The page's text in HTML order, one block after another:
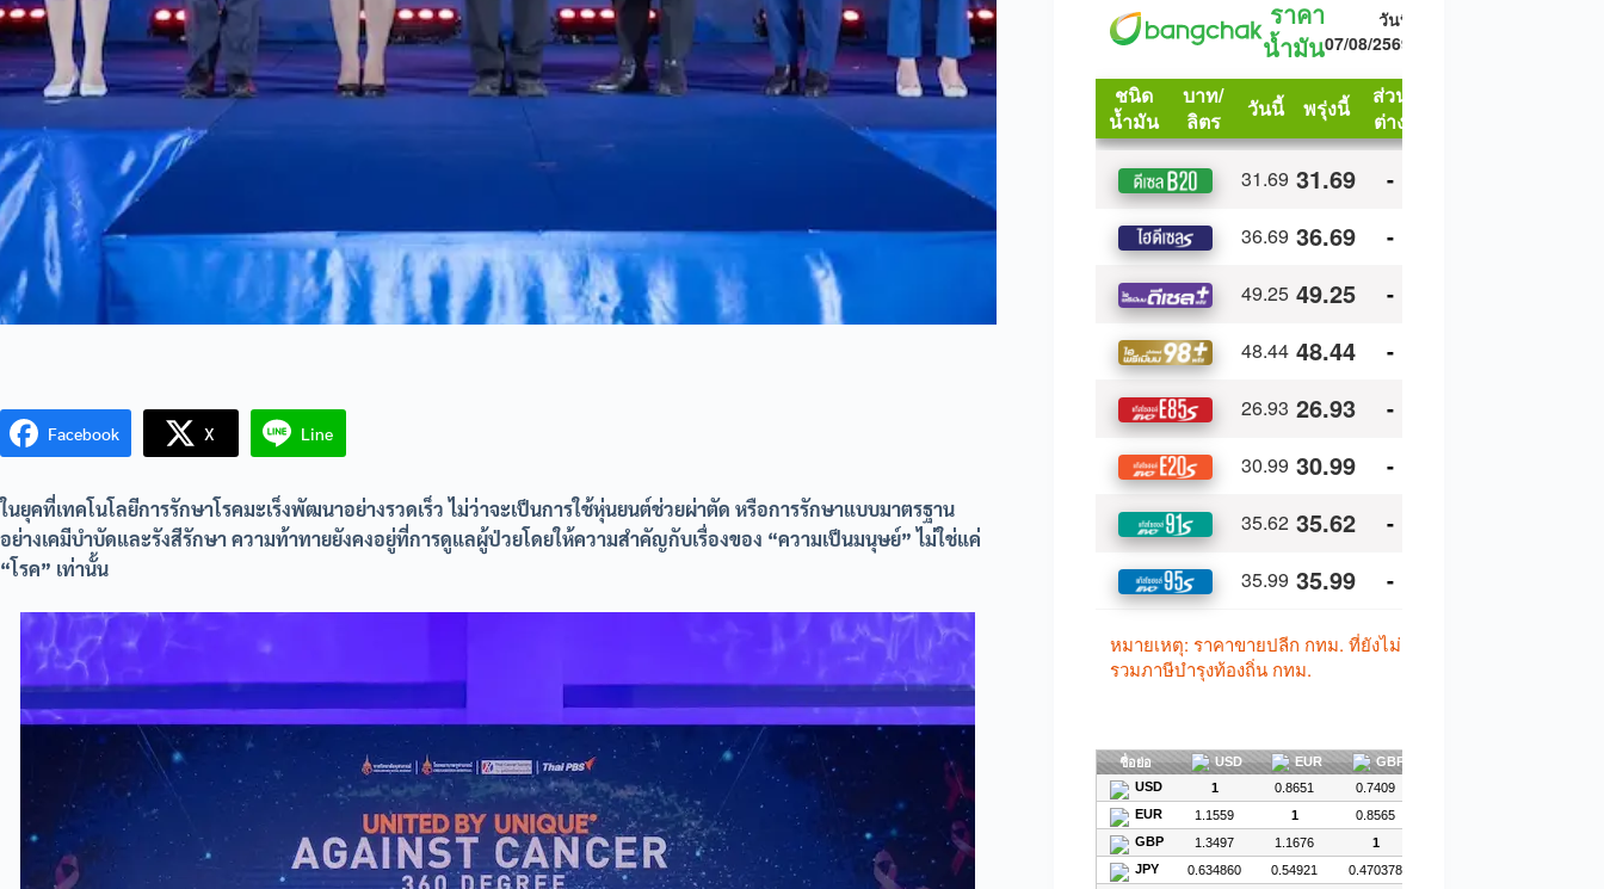
Facebook X Line
ในยุคที่เทคโนโลยีการรักษาโรคมะเร็งพัฒนาอย่างรวดเร็ว ไม่ว่าจะเป็นการใช้หุ่นยนต์ช่วยผ่าตัด หรือการรักษาแบบมาตรฐาน
อย่างเคมีบำบัดและรังสีรักษา ความท้าทายยังคงอยู่ที่การดูแลผู้ป่วยโดยให้ความสำคัญกับเรื่องของ “ความเป็นมนุษย์” ไม่ใช่แค่
“โรค” เท่านั้น